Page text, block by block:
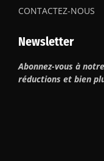
CONTACTEZ-NOUS
Newsletter
Abonnez-vous à
réductions et bien